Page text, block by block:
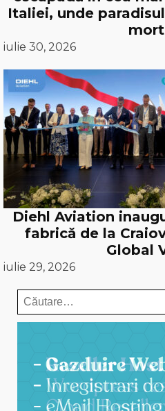
Italiei, unde
iulie 30, 2026
Diehl Aviation
fabrică de la
Global
iulie 29, 2026
Caută
după: